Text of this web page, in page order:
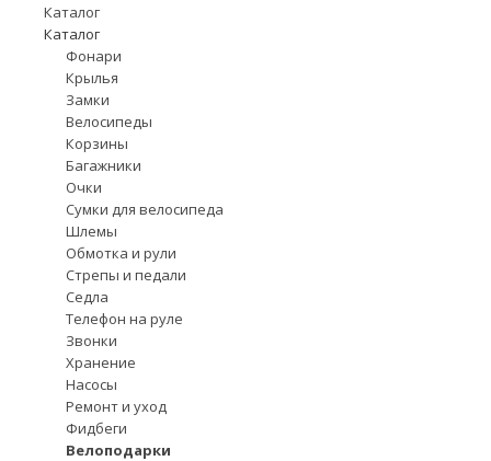
Каталог
Каталог
Фонари
Крылья
Замки
Велосипеды
Корзины
Багажники
Очки
Сумки для велосипеда
Шлемы
Обмотка и рули
Стрепы и педали
Седла
Телефон на руле
Звонки
Хранение
Насосы
Ремонт и уход
Фидбеги
Велоподарки